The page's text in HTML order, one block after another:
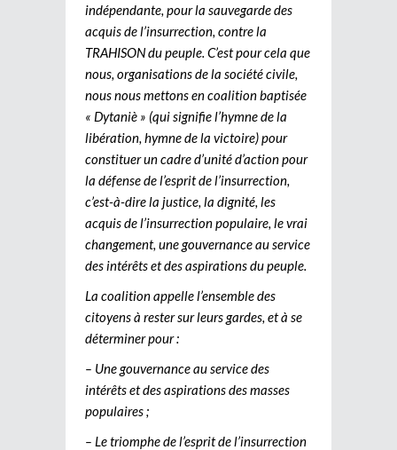
indépendante, pour la sauvegarde des
acquis de l’insurrection, contre la
TRAHISON du peuple. C’est pour cela que
nous, organisations de la société civile,
nous nous mettons en coalition baptisée
« Dytaniè » (qui signifie l’hymne de la
libération, hymne de la victoire) pour
constituer un cadre d’unité d’action pour
la défense de l’esprit de l’insurrection,
c’est-à-dire la justice, la dignité, les
acquis de l’insurrection populaire, le vrai
changement, une gouvernance au service
des intérêts et des aspirations du peuple.
La coalition appelle l’ensemble des
citoyens à rester sur leurs gardes, et à se
déterminer pour :
– Une gouvernance au service des
intérêts et des aspirations des masses
populaires ;
– Le triomphe de l’esprit de l’insurrection